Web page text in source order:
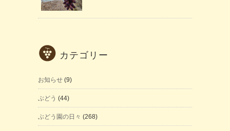
カテゴリー
お知らせ (9)
ぶどう (44)
ぶどう園の日々 (268)